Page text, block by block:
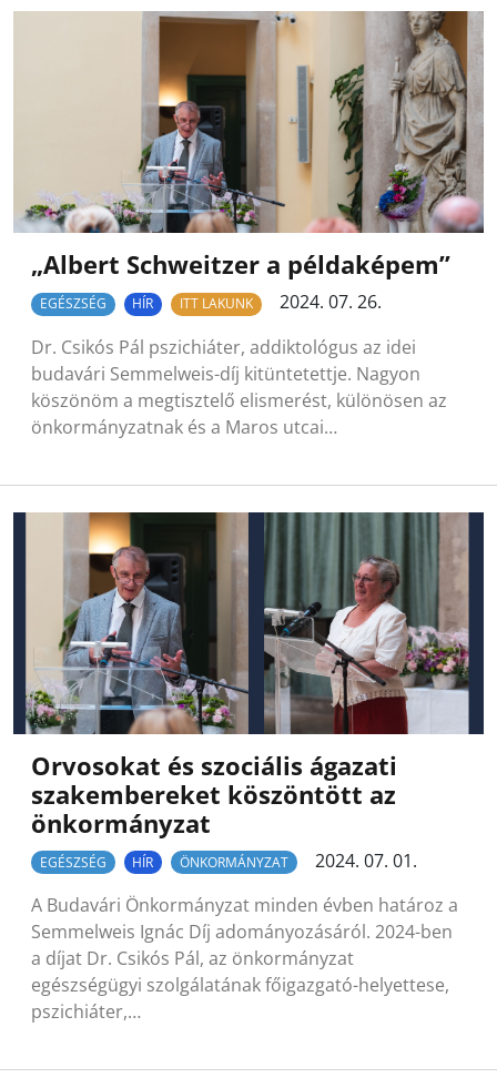
„Albert Schweitzer a példaképem”
EGÉSZSÉG HÍR ITT LAKUNK
2024. 07. 26.
Dr. Csikós Pál pszichiáter, addiktológus az idei
budavári Semmelweis-díj kitüntetettje. Nagyon
köszönöm a megtisztelő elismerést, különösen az
önkormányzatnak és a Maros utcai…
Orvosokat és szociális ágazati
szakembereket köszöntött az
önkormányzat
EGÉSZSÉG HÍR ÖNKORMÁNYZAT
2024. 07. 01.
A Budavári Önkormányzat minden évben határoz a
Semmelweis Ignác Díj adományozásáról. 2024-ben
a díjat Dr. Csikós Pál, az önkormányzat
egészségügyi szolgálatának főigazgató-helyettese,
pszichiáter,…